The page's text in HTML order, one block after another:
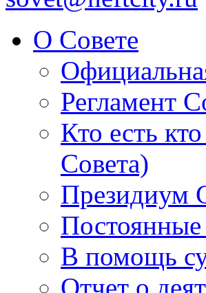
О Совете
Регламент
Кто есть
Совета)
Президиум
В помощь